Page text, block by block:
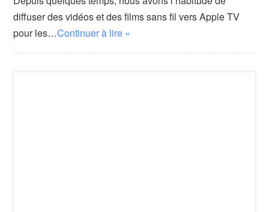
diffuser des vidéos et des films sans fil vers Apple TV
pour les…Continuer à lire »